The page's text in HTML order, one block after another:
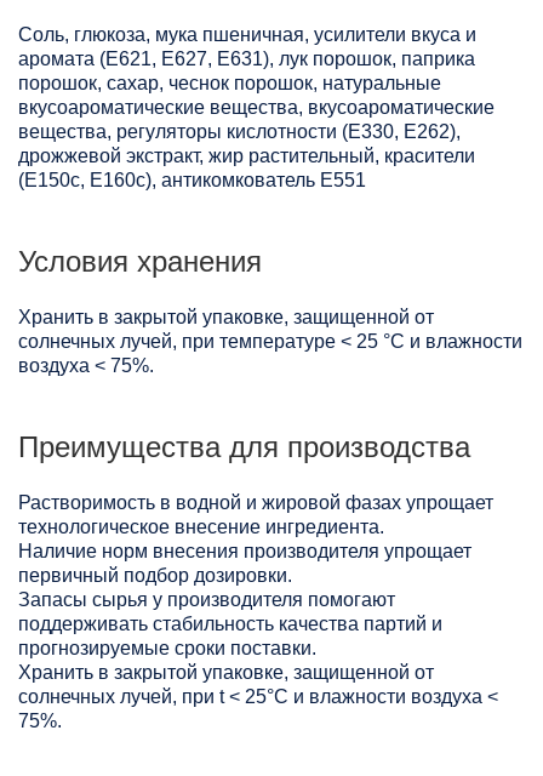
Соль, глюкоза, мука пшеничная, усилители вкуса и
аромата (Е621, Е627, Е631), лук порошок, паприка
порошок, сахар, чеснок порошок, натуральные
вкусоароматические вещества, вкусоароматические
вещества, регуляторы кислотности (Е330, Е262),
дрожжевой экстракт, жир растительный, красители
(Е150с, Е160с), антикомкователь Е551
Условия хранения
Хранить в закрытой упаковке, защищенной от
солнечных лучей, при температуре < 25 °C и влажности
воздуха < 75%.
Преимущества для производства
Растворимость в водной и жировой фазах упрощает
технологическое внесение ингредиента.
Наличие норм внесения производителя упрощает
первичный подбор дозировки.
Запасы сырья у производителя помогают
поддерживать стабильность качества партий и
прогнозируемые сроки поставки.
Хранить в закрытой упаковке, защищенной от
солнечных лучей, при t < 25°С и влажности воздуха <
75%.